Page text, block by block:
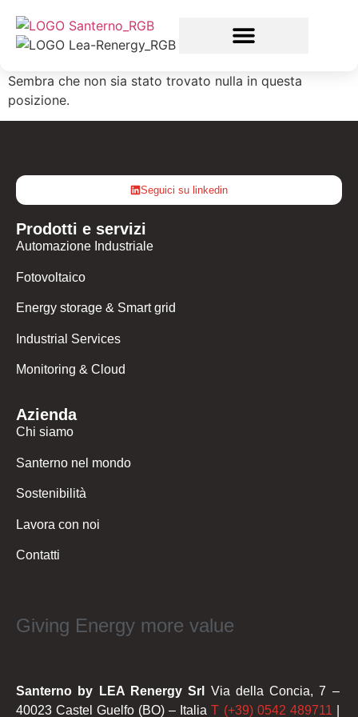
Sembra che non sia stato trovato nulla in questa
posizione.
Seguici su linkedin
Prodotti e servizi
Automazione Industriale
Fotovoltaico
Energy storage & Smart grid
Industrial Services
Monitoring & Cloud
Azienda
Chi siamo
Santerno nel mondo
Sostenibilità
Lavora con noi
Contatti
Giving Energy more value
Santerno by LEA Renergy Srl Via della Concia, 7 –
40023 Castel Guelfo (BO) – ItaliaT (+39) 0542 489711